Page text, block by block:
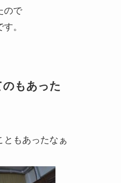
ので
。
もあった
ともあったなぁ